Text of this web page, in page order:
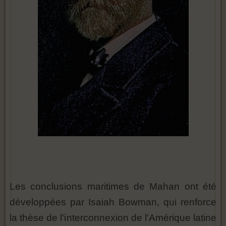
Les conclusions maritimes de Mahan ont été
développées par Isaiah Bowman, qui renforce
la thèse de l'interconnexion de l'Amérique latine